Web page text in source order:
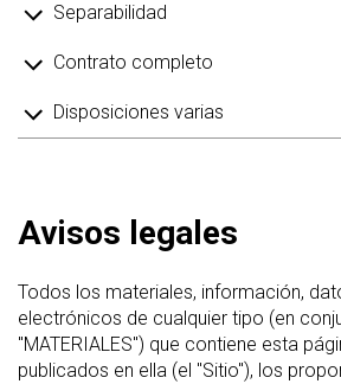
Separabilidad
Contrato completo
Disposiciones varias
Avisos legales
Todos los materiales, información,
electrónicos de cualquier tipo (en
"MATERIALES") que contiene esta
publicados en ella (el "Sitio"), los